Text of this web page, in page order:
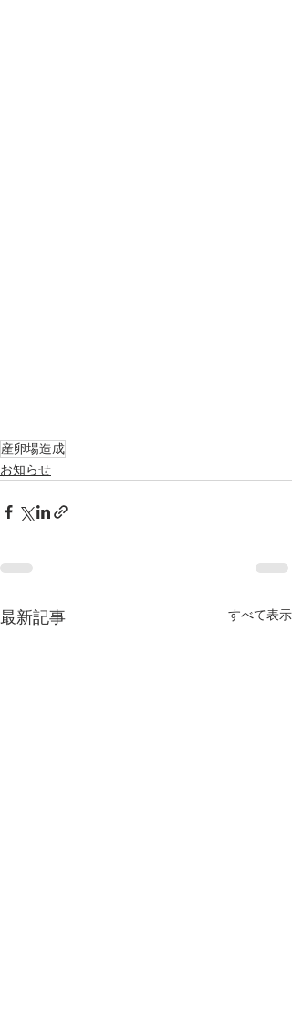
産卵場造成
お知らせ
最新記事 すべて表示